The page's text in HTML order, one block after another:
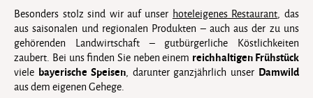
Besonders stolz sind wir auf unser hoteleigenes Restaurant, das
aus saisonalen und regionalen Produkten – auch aus der zu uns
gehörenden Landwirtschaft – gutbürgerliche Köstlichkeiten
zaubert. Bei uns finden Sie neben einem reichhaltigen Frühstück
viele bayerische Speisen, darunter ganzjährlich unser Damwild
aus dem eigenen Gehege.